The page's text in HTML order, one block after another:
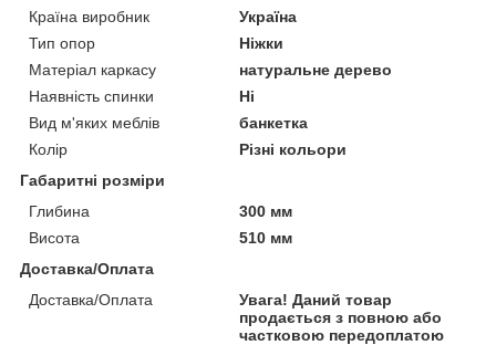
Країна виробник
Україна
Тип опор
Ніжки
Матеріал каркасу
натуральне дерево
Наявність спинки
Ні
Вид м'яких меблів
банкетка
Колір
Різні кольори
Габаритні розміри
Глибина
300 мм
Висота
510 мм
Доставка/Оплата
Доставка/Оплата
Увага! Даний товар
продається з повною або
частковою передоплатою